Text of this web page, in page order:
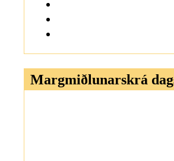
Margmiðlunarskrá